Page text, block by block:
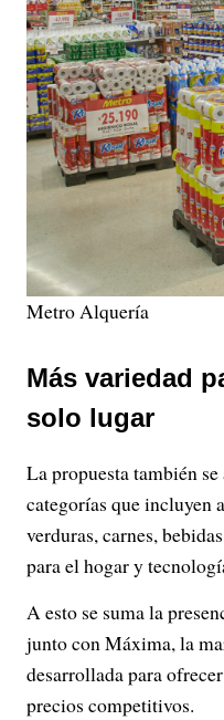
Metro Alquería
Más variedad
solo lugar
La propuesta también
categorías que incluyen
verduras, carnes,
para el hogar y
A esto se suma la
junto con Máxima, la
desarrollada para
precios competitivos.